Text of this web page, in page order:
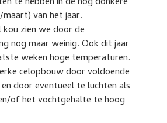
van het jaar.
zien we door de
nog maar weinig. Ook dit jaar
weken hoge temperaturen.
celopbouw door voldoende
door eventueel te luchten als
of het vochtgehalte te hoog